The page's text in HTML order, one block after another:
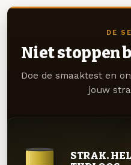
DE
Niet stoppen
Doe de smaaktest en
jouw
STRAK.